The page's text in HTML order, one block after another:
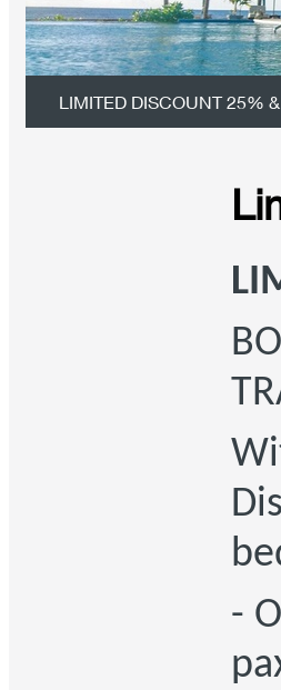
LIMITED DISCOUNT 25%
-